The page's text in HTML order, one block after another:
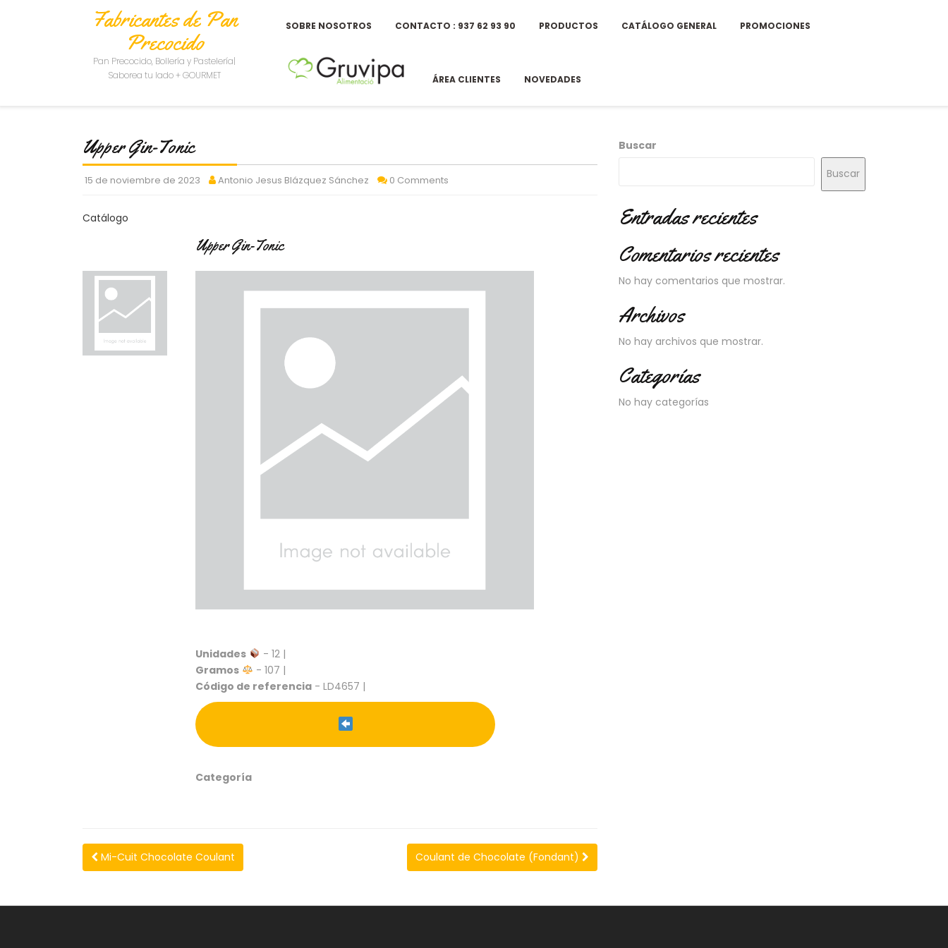
Fabricantes de Pan
Precocido
Pan Precocido, Bollería y Pastelería|
Saborea tu lado + GOURMET
SOBRE NOSOTROS CONTACTO : 937 62 93 90 PRODUCTOS CATÁLOGO GENERAL PROMOCIONES
ÁREA CLIENTES NOVEDADES
Upper Gin-Tonic
15 de noviembre de 2023 Antonio Jesus Blázquez Sánchez 0 Comments
Catálogo
Upper Gin-Tonic
Unidades
- 12 |
Gramos
- 107 |
Código de referencia - LD4657 |
Categoría
Mi-Cuit Chocolate Coulant Coulant de Chocolate (Fondant)
Buscar
Buscar
Entradas recientes
Comentarios recientes
No hay comentarios que mostrar.
Archivos
No hay archivos que mostrar.
Categorías
No hay categorías